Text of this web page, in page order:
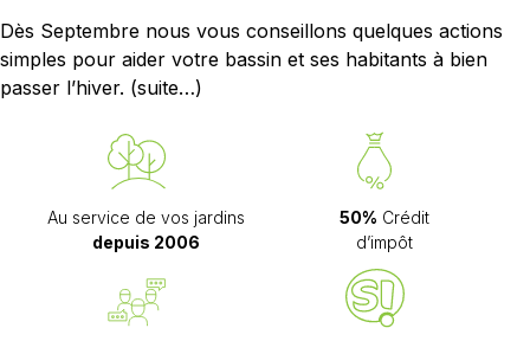
Dès Septembre nous vous conseillons quelques actions
simples pour aider votre bassin et ses habitants à bien
passer l’hiver. (suite…)
Au service de vos jardins
depuis 2006
50% Crédit
d’impôt